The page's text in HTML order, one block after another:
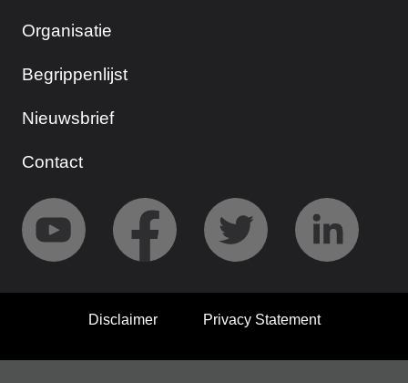
Organisatie
Begrippenlijst
Nieuwsbrief
Contact
Disclaimer Privacy Statement